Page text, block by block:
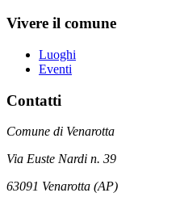
Vivere il comune
Luoghi
Eventi
Contatti
Comune di Venarotta
Via Euste Nardi n. 39
63091 Venarotta (AP)